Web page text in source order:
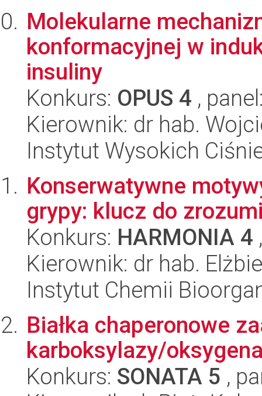
Molekularne
konformacyjnej w
insuliny
Konkurs: OPUS 4 ,
Kierownik: dr hab.
Instytut Wysokich
Konserwatywne
grypy: klucz do
Konkurs: HARMONIA 4
Kierownik: dr hab.
Instytut Chemii
Białka chaperonowe
karboksylazy/
Konkurs: SONATA 5 ,